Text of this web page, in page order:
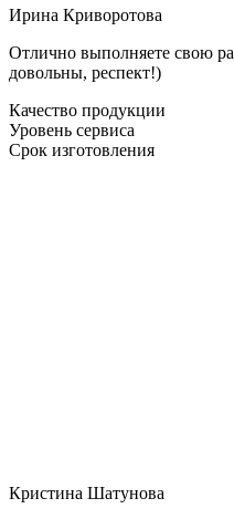
Ирина Криворотова
Отлично выполняете свою
довольны, респект!)
Качество продукции
Уровень сервиса
Срок изготовления
Кристина Шатунова